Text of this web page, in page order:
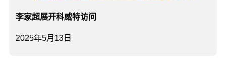
2025年5月13日
李家超展开科威特访问